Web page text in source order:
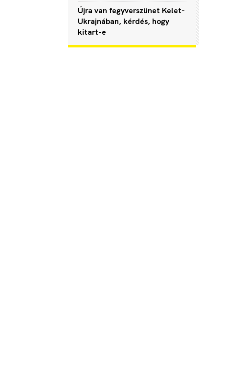
Újra van fegyverszünet Kelet-
Ukrajnában, kérdés, hogy
kitart-e